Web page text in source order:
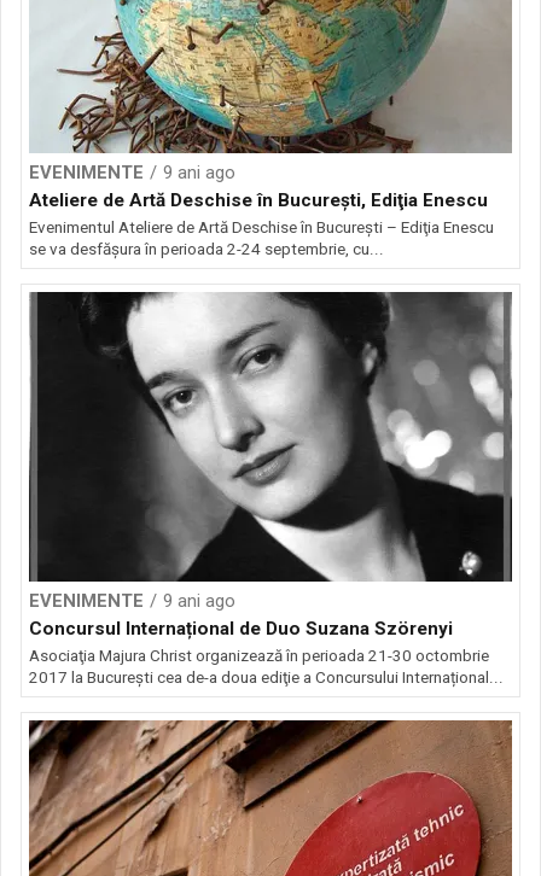
EVENIMENTE
9 ani ago
Ateliere de Artă Deschise în Bucureşti, Ediţia Enescu
Evenimentul Ateliere de Artă Deschise în Bucureşti – Ediţia Enescu
se va desfăşura în perioada 2-24 septembrie, cu...
EVENIMENTE
9 ani ago
Concursul Internațional de Duo Suzana Szörenyi
Asociaţia Majura Christ organizează în perioada 21-30 octombrie
2017 la București cea de-a doua ediţie a Concursului Internațional...